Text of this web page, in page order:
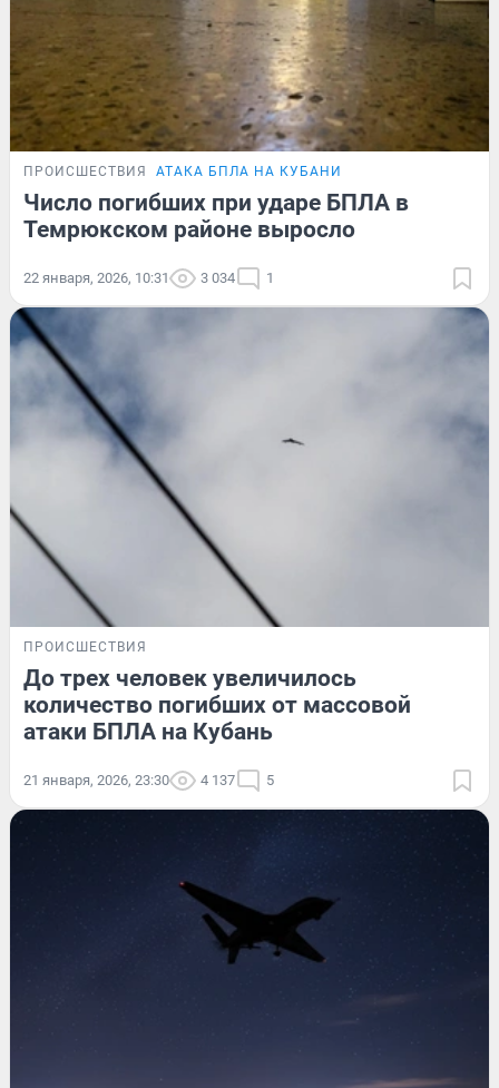
ПРОИСШЕСТВИЯ АТАКА БПЛА НА КУБАНИ
Число погибших при ударе БПЛА в
Темрюкском районе выросло
22 января, 2026, 10:31 3 034 1
ПРОИСШЕСТВИЯ
До трех человек увеличилось
количество погибших от массовой
атаки БПЛА на Кубань
21 января, 2026, 23:30 4 137 5